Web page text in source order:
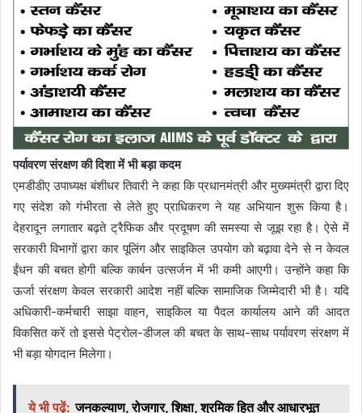
पर्यावरण संरक्षण की दिशा में भी बड़ा कदम
एमडीडीए उपाध्यक्ष बंशीधर तिवारी ने कहा कि प्रधानमंत्री और मुख्यमंत्री द्वारा दिए
गए संदेश को गंभीरता से लेते हुए प्राधिकरण ने यह अभियान शुरू किया है।
देहरादून लगातार बढ़ते ट्रैफिक और प्रदूषण की समस्या से जूझ रहा है। ऐसे में
सरकारी विभागों द्वारा कार पूलिंग और साइकिल उपयोग को बढ़ावा देने से न केवल
ईंधन की बचत होगी बल्कि कार्बन उत्सर्जन में भी कमी आएगी। उन्होंने कहा कि
ऊर्जा संरक्षण केवल सरकारी आदेश नहीं बल्कि सामाजिक जिम्मेदारी भी है। यदि
अधिकारी-कर्मचारी साझा वाहन, साइकिल या पैदल कार्यालय आने की आदत
विकसित करें तो इससे पेट्रोल-डीजल की बचत के साथ-साथ पर्यावरण संरक्षण में
भी बड़ा योगदान मिलेगा।
ये भी पढ़ें: जनकल्याण, रोजगार, शिक्षा, श्रमिक हित और आधारभूत